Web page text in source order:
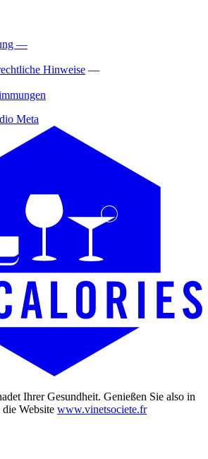
—
Hinweise —
Meta
Ihrer Gesundheit. Genießen Sie also in
Website www.vinetsociete.fr